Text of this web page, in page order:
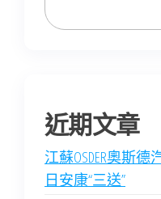
近期文章
江蘇OSDER奧斯
日安康“三送”